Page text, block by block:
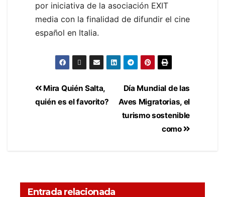
por iniciativa de la asociación EXIT
media con la finalidad de difundir el cine
español en Italia.
Día Mundial de las
Aves Migratorias, el
turismo sostenible
como
Mira Quién Salta,
quién es el favorito?
Entrada relacionada